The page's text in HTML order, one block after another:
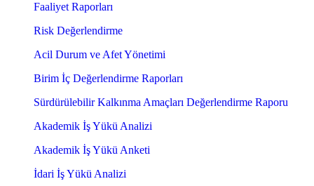
Faaliyet Raporları
Risk Değerlendirme
Acil Durum ve Afet Yönetimi
Birim İç Değerlendirme Raporları
Sürdürülebilir Kalkınma Amaçları Değerlendirme Raporu
Akademik İş Yükü Analizi
Akademik İş Yükü Anketi
İdari İş Yükü Analizi